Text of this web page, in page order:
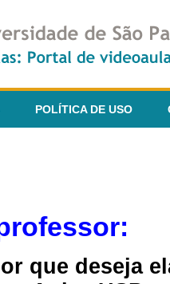
POLÍTICA DE USO
que deseja